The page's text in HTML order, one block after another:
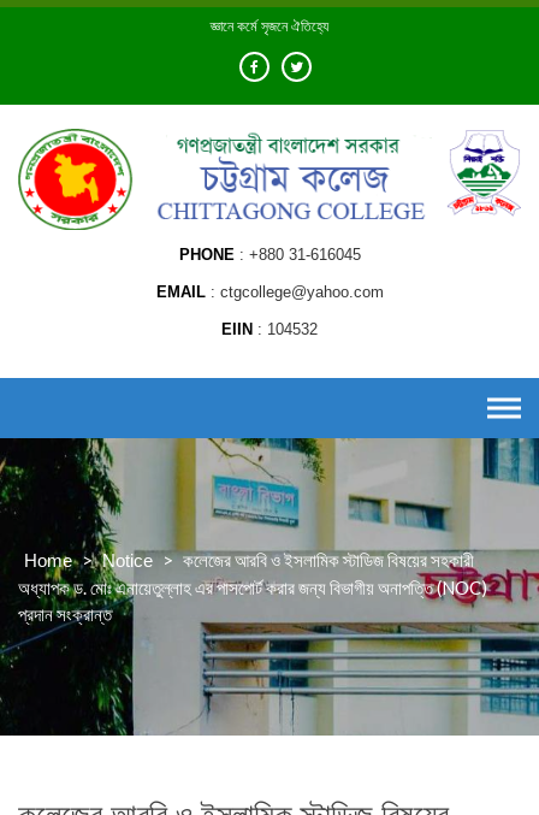
Skip
জ্ঞানে কর্মে সৃজনে ঐতিহ্যে
PHONE +880 31-616045
EMAIL ctgcollege@yahoo.com
EIIN 104532
Home > Notice > কলেজের আরবি ও ইসলামিক স্টাডিজ বিষয়ের সহকারী
অধ্যাপক ড. মোঃ এনায়েতুল্লাহ এর পাসপোর্ট করার জন্য বিভাগীয় অনাপত্তি (NOC)
প্রদান সংক্রান্ত